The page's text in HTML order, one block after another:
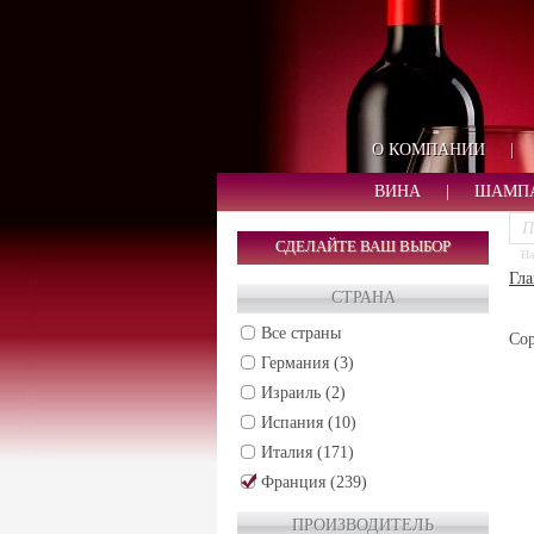
О КОМПАНИИ |
ВИНА
СДЕЛАЙТЕ ВАШ ВЫБОР
СТРАНА
Все страны
Германия (3)
Израиль (2)
Испания (10)
Италия (171)
Франция (239)
ПРОИЗВОДИТЕЛЬ